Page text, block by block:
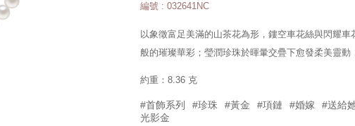
編號 : 032641NC
以象徵富足美滿的山茶花為形，鏤空車花絲與閃耀
般的璀璨華彩；瑩潤珍珠於暉暈交疊下愈發柔美靈動
約重：8.36 克
#首飾系列 #珍珠 #黃金 #項鏈 #婚嫁 #送給
光影金